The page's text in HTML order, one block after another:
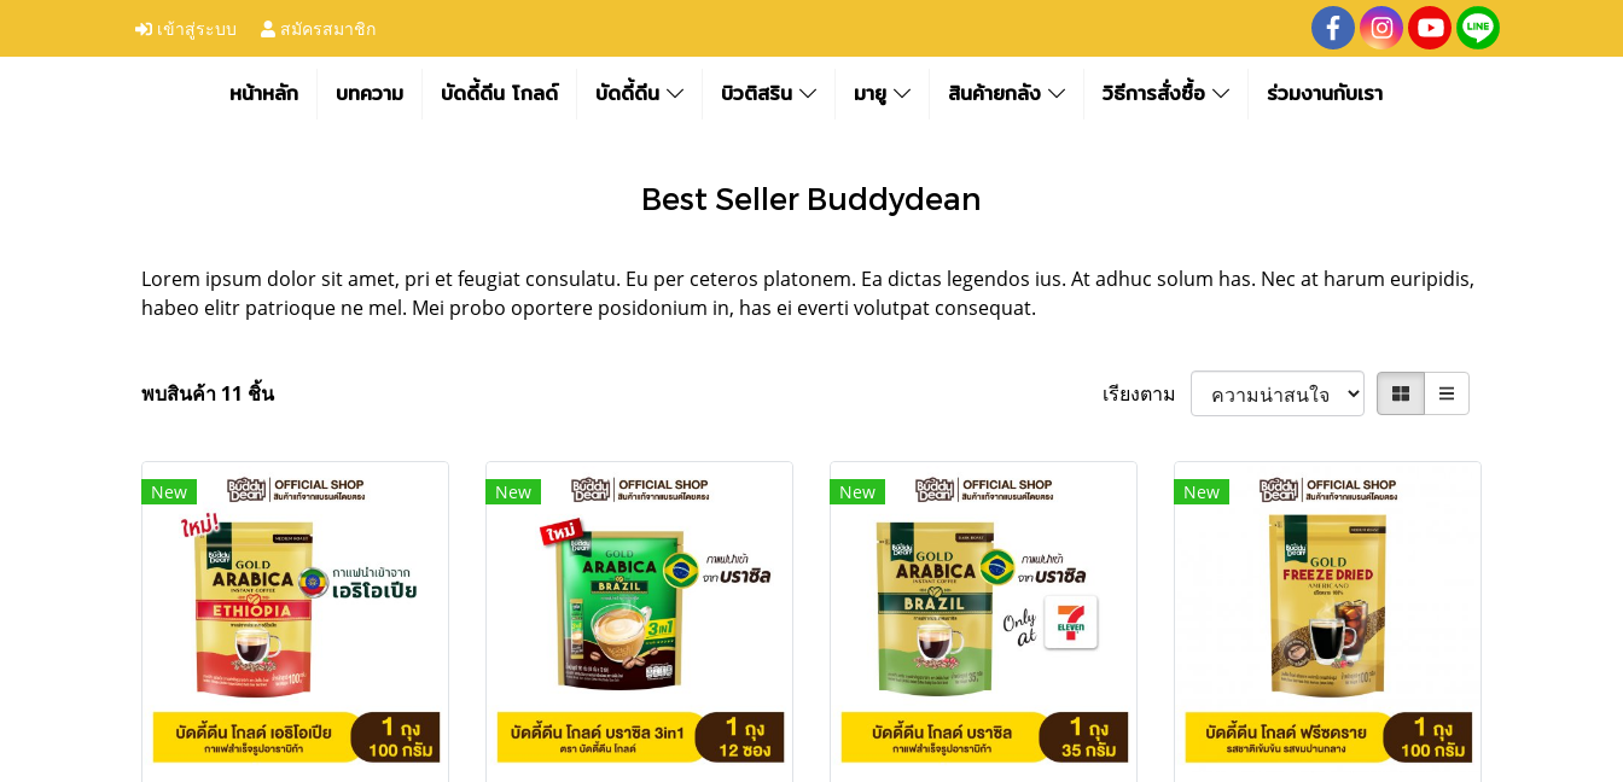
เข้าสู่ระบบ สมัครสมาชิก
หน้าหลัก บทความ บัดดี้ดีน โกลด์ บัดดี้ดีน บิวติสริน มายู สินค้ายกลัง วิธีการสั่งซื้อ ร่วมงานกับเรา
Best Seller Buddydean
Lorem ipsum dolor sit amet, pri et feugiat consulatu. Eu per ceteros platonem. Ea dictas legendos ius. At adhuc solum has. Nec at harum euripidis,
habeo elitr patrioque ne mel. Mei probo oportere posidonium in, has ei everti volutpat consequat.
พบสินค้า 11 ชิ้น เรียงตาม
New New New New